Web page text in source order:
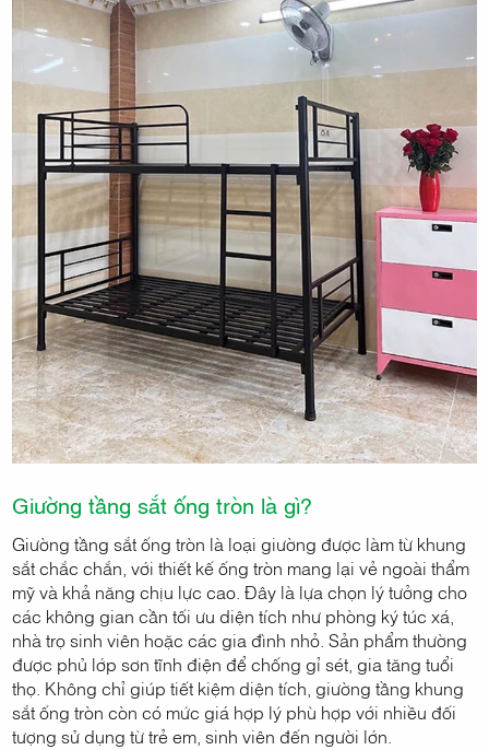
Giường tầng sắt ống tròn là gì?
Giường tầng sắt ống tròn là loại giường được làm từ khung
sắt chắc chắn, với thiết kế ống tròn mang lại vẻ ngoài thẩm
mỹ và khả năng chịu lực cao. Đây là lựa chọn lý tưởng cho
các không gian cần tối ưu diện tích như phòng ký túc xá,
nhà trọ sinh viên hoặc các gia đình nhỏ. Sản phẩm thường
được phủ lớp sơn tĩnh điện để chống gỉ sét, gia tăng tuổi
thọ. Không chỉ giúp tiết kiệm diện tích, giường tầng khung
sắt ống tròn còn có mức giá hợp lý phù hợp với nhiều đối
tượng sử dụng từ trẻ em, sinh viên đến người lớn.